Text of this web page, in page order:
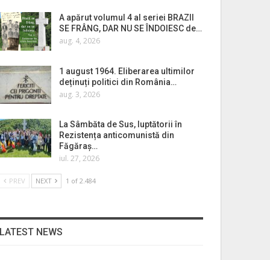
A apărut volumul 4 al seriei BRAZII
SE FRÂNG, DAR NU SE ÎNDOIESC de…
aug. 4, 2026
1 august 1964. Eliberarea ultimilor
deținuți politici din România…
aug. 3, 2026
La Sâmbăta de Sus, luptătorii în
Rezistența anticomunistă din
Făgăraș…
iul. 27, 2026
PREV NEXT 1 of 2.484
NEWS